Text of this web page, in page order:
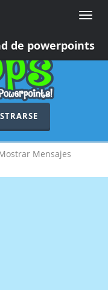
Toggle
de powerpoints
Mensajes